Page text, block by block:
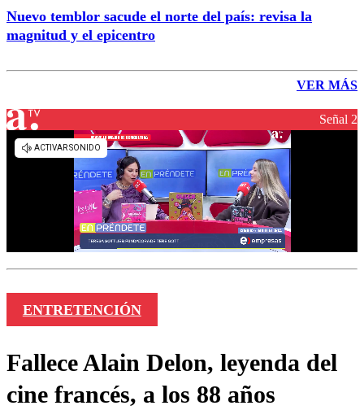
Nuevo temblor sacude el norte del país: revisa la
magnitud y el epicentro
VER MÁS
Señal 2
ENTRETENCIÓN
Fallece Alain Delon, leyenda del
cine francés, a los 88 años